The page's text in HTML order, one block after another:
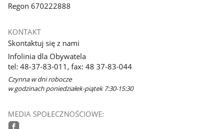
Regon 670222888
KONTAKT
Skontaktuj się z nami
Infolinia dla Obywatela
tel: 48-37-83-011, fax: 48 37-83-044
Czynna w dni robocze
w godzinach poniedziałek-piątek 7:30-15:30
MEDIA SPOŁECZNOŚCIOWE: